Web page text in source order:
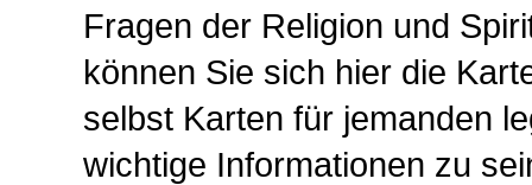
Fragen der Religion und
können Sie sich hier die
selbst Karten für jemanden
wichtige Informationen zu